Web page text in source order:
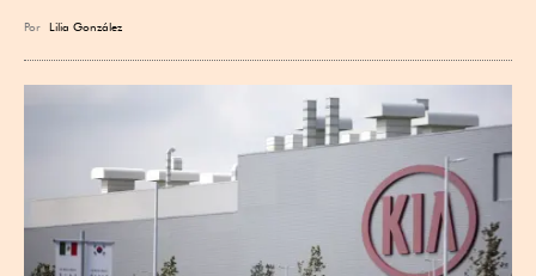
Por Lilia González